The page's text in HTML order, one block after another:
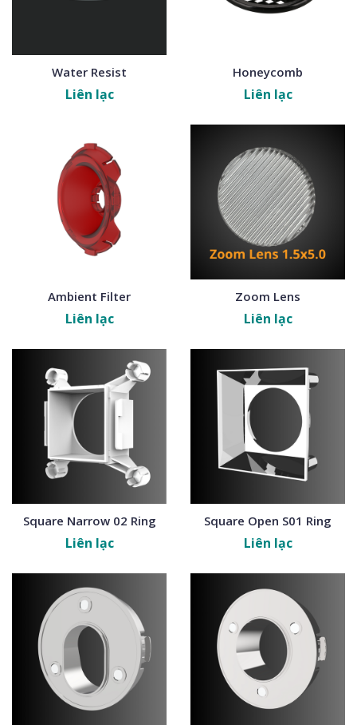
Water Resist
Liên lạc
Honeycomb
Liên lạc
Ambient Filter
Liên lạc
Zoom Lens
Liên lạc
Square Narrow 02 Ring
Liên lạc
Square Open S01 Ring
Liên lạc